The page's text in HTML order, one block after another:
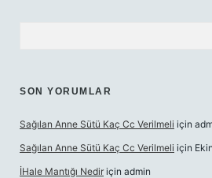
SON YORUMLAR
Sağılan Anne Sütü Kaç Cc Verilmeli için
Sağılan Anne Sütü Kaç Cc Verilmeli için Ekin
İHale Mantığı Nedir için admin